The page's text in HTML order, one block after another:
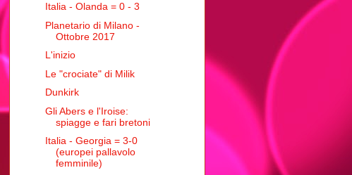
Italia - Olanda = 0 - 3
Planetario di Milano -
Ottobre 2017
L'inizio
Le "crociate" di Milik
Dunkirk
Gli Abers e l'Iroise:
spiagge e fari bretoni
Italia - Georgia = 3-0
(europei pallavolo
femminile)